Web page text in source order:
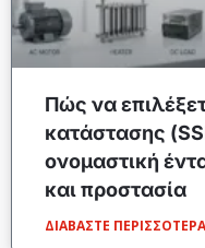
Πώς να
κατάστασης
ονομαστική
και προστασία
ΔΙΑΒΆΣΤΕ